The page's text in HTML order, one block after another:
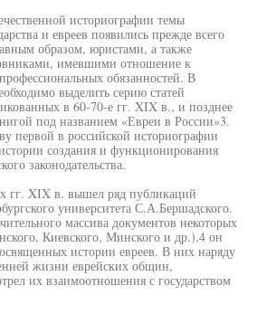
историографии темы
и евреев появились прежде всего
образом, юристами, а также
имевшими отношение к
обязанностей. В
выделить серию статей
в 60-70-е гг. XIX в., и позднее
под названием «Евреи в России»3.
первой в российской историографии
создания и функционирования
законодательства.
гг. XIX в. вышел ряд публикаций
университета С.А.Бершадского.
массива документов некоторых
Киевского, Минского и др.),4 он
истории евреев. В них наряду
жизни еврейских общин,
их взаимоотношения с государством